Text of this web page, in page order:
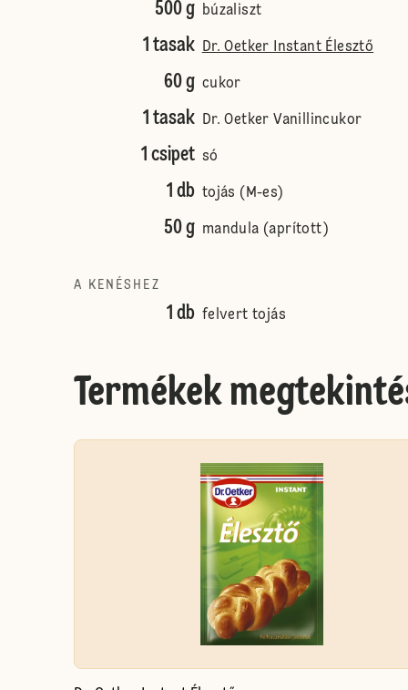
500 g búzaliszt
1 tasak Dr. Oetker Instant Élesztő
60 g cukor
1 tasak Dr. Oetker Vanillincukor
1 csipet só
1 db tojás (M-es)
50 g mandula (aprított)
A KENÉSHEZ
1 db felvert tojás
Termékek